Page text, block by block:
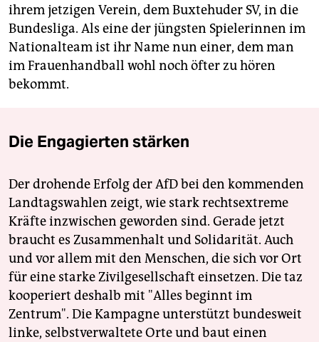
ihrem jetzigen Verein, dem Buxtehuder SV, in die
Bundesliga. Als eine der jüngsten Spielerinnen im
Nationalteam ist ihr Name nun einer, dem man
im Frauenhandball wohl noch öfter zu hören
bekommt.
Die Engagierten stärken
Der drohende Erfolg der AfD bei den kommenden
Landtagswahlen zeigt, wie stark rechtsextreme
Kräfte inzwischen geworden sind. Gerade jetzt
braucht es Zusammenhalt und Solidarität. Auch
und vor allem mit den Menschen, die sich vor Ort
für eine starke Zivilgesellschaft einsetzen. Die taz
kooperiert deshalb mit "Alles beginnt im
Zentrum". Die Kampagne unterstützt bundesweit
linke, selbstverwaltete Orte und baut einen